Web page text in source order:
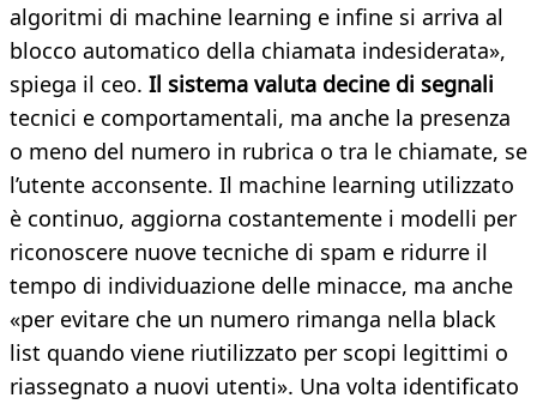
algoritmi di machine learning e infine si arriva al
blocco automatico della chiamata indesiderata»,
spiega il ceo. Il sistema valuta decine di segnali
tecnici e comportamentali, ma anche la presenza
o meno del numero in rubrica o tra le chiamate, se
l’utente acconsente. Il machine learning utilizzato
è continuo, aggiorna costantemente i modelli per
riconoscere nuove tecniche di spam e ridurre il
tempo di individuazione delle minacce, ma anche
«per evitare che un numero rimanga nella black
list quando viene riutilizzato per scopi legittimi o
riassegnato a nuovi utenti». Una volta identificato